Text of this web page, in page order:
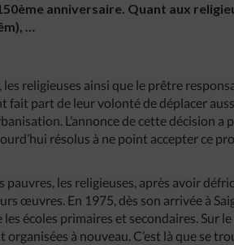
anniversaire. Quant aux
…
religieuses ainsi que le prêtre
part de leur volonté de déplacer
L’annonce de cette décision
résolus à ne point accepter ce
pauvres, les religieuses, après avoir
œuvres. En 1975, dès son arrivée à
écoles primaires et secondaires. Sur
à nouveau. C’est là que se